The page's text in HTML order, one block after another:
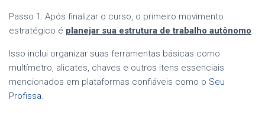
Passo 1: Após finalizar o curso, o primeiro movimento
estratégico é planejar sua estrutura de trabalho autônomo.
Isso inclui organizar suas ferramentas básicas como
multímetro, alicates, chaves e outros itens essenciais
mencionados em plataformas confiáveis como o Seu
Profissa.